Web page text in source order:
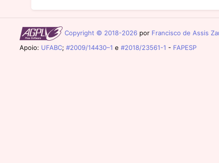
Copyright © 2018-2026 por Francisco de Assis
Apoio: UFABC; #2009/14430–1 e #2018/23561-1 - FAPESP